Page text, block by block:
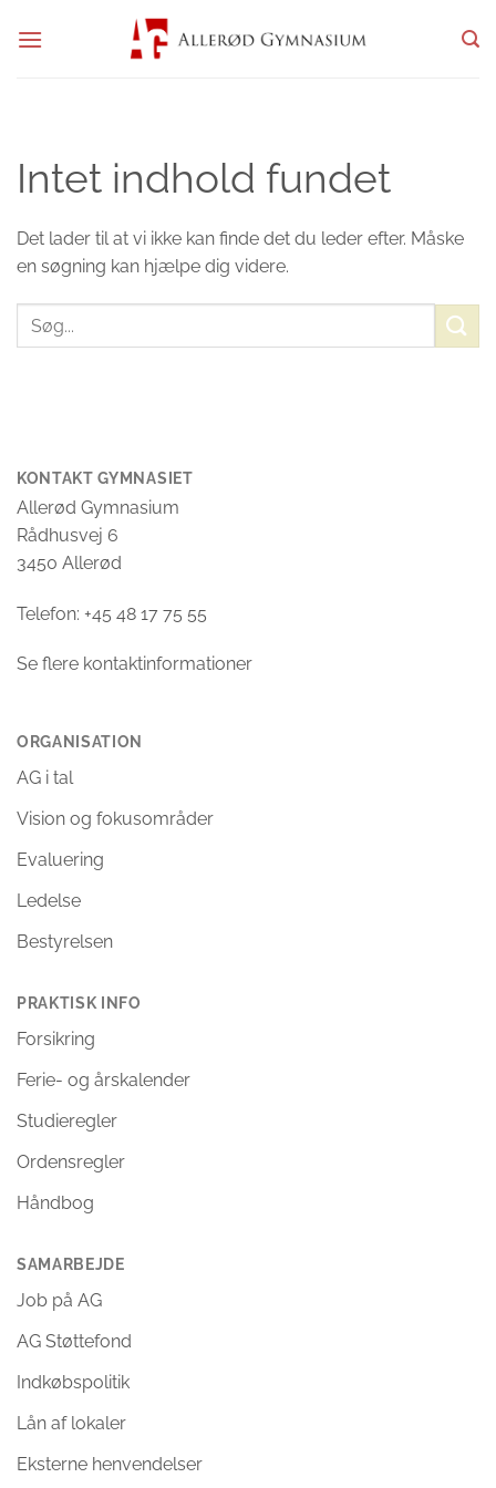
Intet indhold fundet
Det lader til at vi ikke kan finde det du leder efter. Måske
en søgning kan hjælpe dig videre.
KONTAKT GYMNASIET
Allerød Gymnasium
Rådhusvej 6
3450 Allerød
Telefon: +45 48 17 75 55
Se flere kontaktinformationer
ORGANISATION
AG i tal
Vision og fokusområder
Evaluering
Ledelse
Bestyrelsen
PRAKTISK INFO
Forsikring
Ferie- og årskalender
Studieregler
Ordensregler
Håndbog
SAMARBEJDE
Job på AG
AG Støttefond
Indkøbspolitik
Lån af lokaler
Eksterne henvendelser